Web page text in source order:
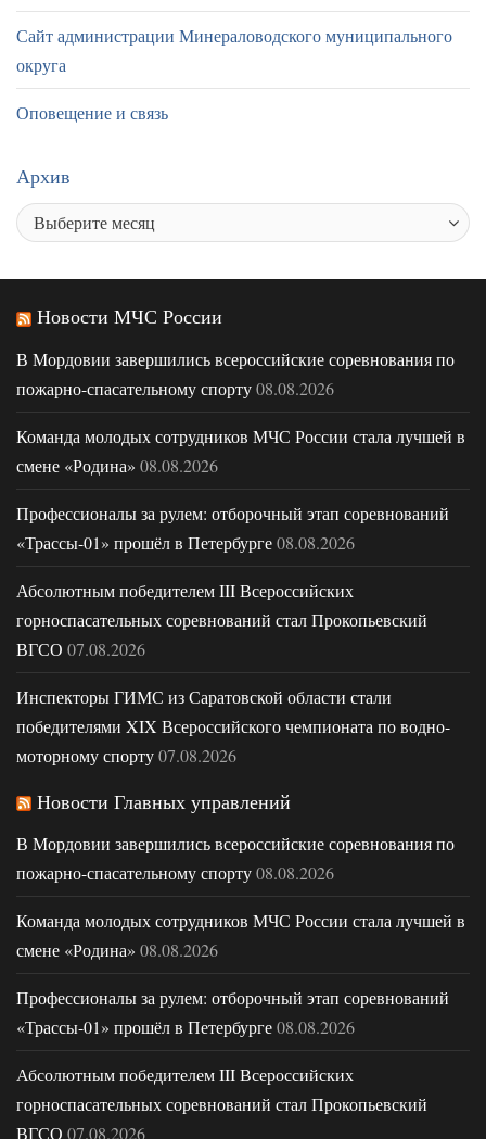
Сайт администрации Минераловодского муниципального
округа
Оповещение и связь
Архив
Новости МЧС России
В Мордовии завершились всероссийские соревнования по
пожарно-спасательному спорту08.08.2026
Команда молодых сотрудников МЧС России стала лучшей в
смене «Родина» 08.08.2026
Профессионалы за рулем: отборочный этап соревнований
«Трассы-01» прошёл в Петербурге08.08.2026
Абсолютным победителем III Всероссийских
горноспасательных соревнований стал Прокопьевский
ВГСО 07.08.2026
Инспекторы ГИМС из Саратовской области стали
победителями XIX Всероссийского чемпионата по водно-
моторному спорту07.08.2026
Новости Главных управлений
В Мордовии завершились всероссийские соревнования по
пожарно-спасательному спорту08.08.2026
Команда молодых сотрудников МЧС России стала лучшей в
смене «Родина» 08.08.2026
Профессионалы за рулем: отборочный этап соревнований
«Трассы-01» прошёл в Петербурге08.08.2026
Абсолютным победителем III Всероссийских
горноспасательных соревнований стал Прокопьевский
ВГСО 07.08.2026